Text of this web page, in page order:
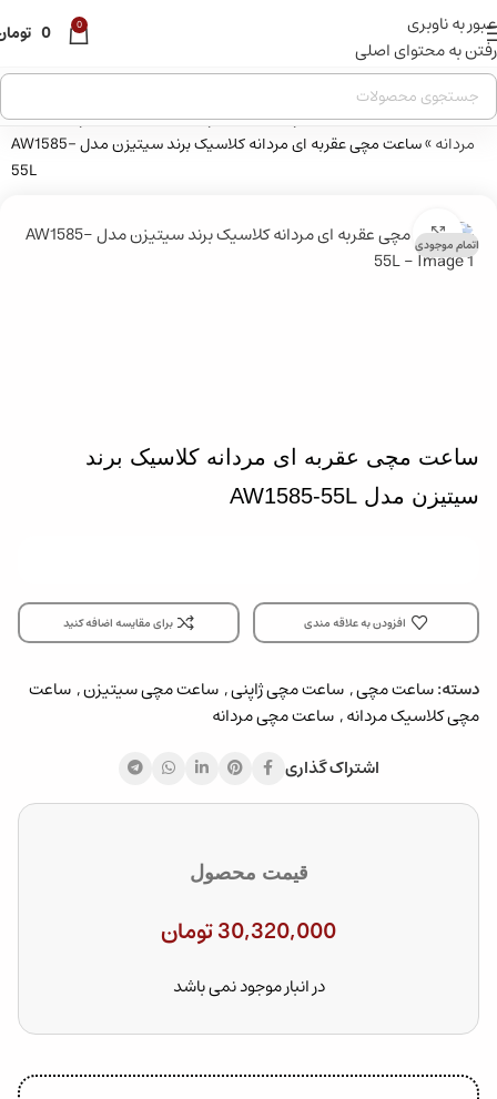
عبور به ناوبری
رفتن به محتوای اصلی
0
0
خانه»فروشگاه»ساعت مچی»ساعت مچی مردانه»ساعت مچی کلاسیک
مردانه»
ساعت مچی عقربه ای مردانه کلاسیک برند سیتیزن مدل AW1585-
55L
اتمام موجودی بزرگنمایی تصویر
ساعت مچی عقربه ای مردانه کلاسیک برند
سیتیزن مدل AW1585-55L
افزودن به علاقه مندی برای مقایسه اضافه کنید
دسته:ساعت مچی, ساعت مچی ژاپنی, ساعت مچی سیتیزن, ساعت
مچی کلاسیک مردانه, ساعت مچی مردانه
اشتراک گذاری
قیمت محصول
30,320,000تومان
در انبار موجود نمی باشد
قبل از ثبت سفارش ، موجودی محصول مورد نظر را از ما استعلام